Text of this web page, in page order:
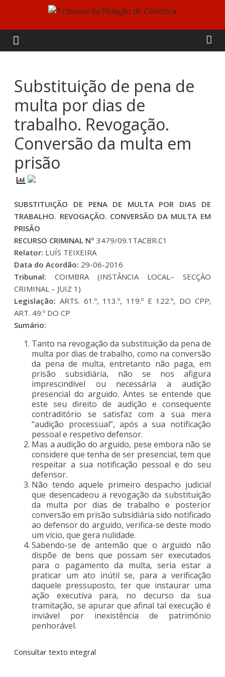
content
Tribunal
da
Relação
de
Coimbra
Substituição de pena de
multa por dias de
trabalho. Revogação.
Conversão da multa em
prisão
SUBSTITUIÇÃO DE PENA DE MULTA POR DIAS DE
TRABALHO. REVOGAÇÃO. CONVERSÃO DA MULTA EM
PRISÃO
RECURSO CRIMINAL Nº 3479/09.1TACBR.C1
Relator: LUÍS TEIXEIRA
Data do Acordão: 29-06-2016
Tribunal: COIMBRA (INSTÂNCIA LOCAL– SECÇÃO
CRIMINAL – JUIZ 1)
Legislação: ARTS. 61.º, 113.º, 119.º E 122.º, DO CPP;
ART. 49.º DO CP
Sumário:
Tanto na revogação da substituição da pena de
multa por dias de trabalho, como na conversão
da pena de multa, entretanto não paga, em
prisão subsidiária, não se nos afigura
imprescindível ou necessária a audição
presencial do arguido. Antes se entende que
este seu direito de audição e consequente
contraditório se satisfaz com a sua mera
“audição processual”, após a sua notificação
pessoal e respetivo defensor.
Mas a audição do arguido, pese embora não se
considere que tenha de ser presencial, tem que
respeitar a sua notificação pessoal e do seu
defensor.
Não tendo aquele primeiro despacho judicial
que desencadeou a revogação da substituição
da multa por dias de trabalho e posterior
conversão em prisão subsidiária sido notificado
ao defensor do arguido, verifica-se deste modo
um vício, que gera nulidade.
Sabendo-se de antemão que o arguido não
dispõe de bens que possam ser executados
para o pagamento da multa, seria estar a
praticar um ato inútil se, para a verificação
daquele pressuposto, ter que instaurar uma
ação executiva para, no decurso da sua
tramitação, se apurar que afinal tal execução é
inviável por inexistência de património
penhorável.
Consultar texto integral